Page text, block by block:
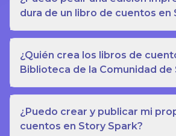
dura de un libro de cuentos en
¿Quién crea los libros de
Biblioteca de la Comunidad de
¿Puedo crear y publicar mi
cuentos en Story Spark?